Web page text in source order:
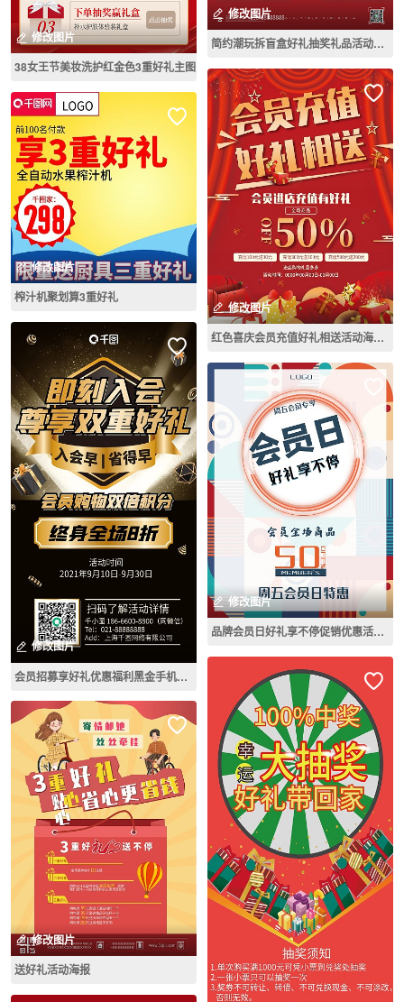
修改图片
38女王节美妆洗护红金色3重好礼主图
修改图片
榨汁机聚划算3重好礼
修改图片
会员招募享好礼优惠福利黑金手机海报
修改图片
送好礼活动海报
修改图片
简约潮玩拆盲盒好礼抽奖礼品活动促销海报
修改图片
红色喜庆会员充值好礼相送活动海报展板
修改图片
品牌会员日好礼享不停促销优惠活动海报